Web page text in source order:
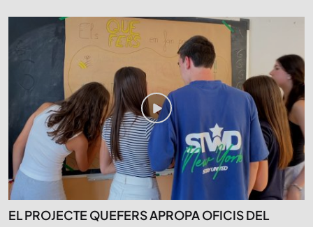
EL PROJECTE QUEFERS APROPA OFICIS DEL